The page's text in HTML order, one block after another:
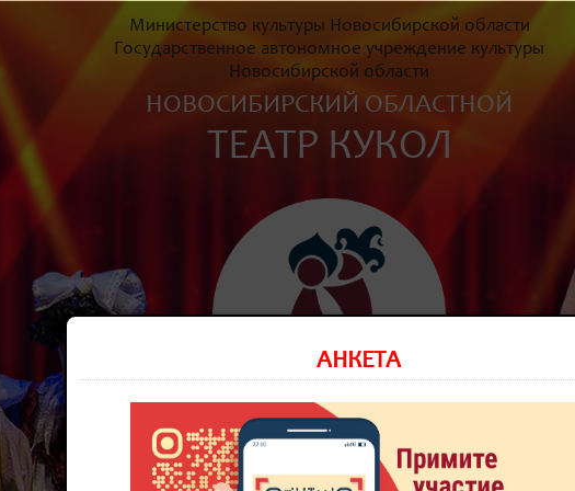
Министерство культуры Новосибирской области
Государственное автономное учреждение культуры
Новосибирской области
НОВОСИБИРСКИЙ ОБЛАСТНОЙ
ТЕАТР КУКОЛ
АНКЕТА